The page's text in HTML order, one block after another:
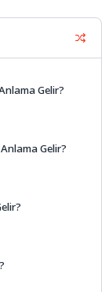
Gelir?
Gelir?